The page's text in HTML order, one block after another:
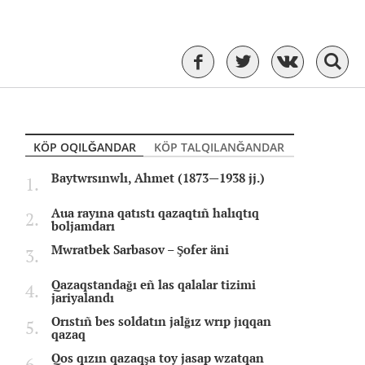
KÖP OQILĞANDAR
KÖP TALQILANĞANDAR
Baytwrsınwlı, Ahmet (1873—1938 jj.)
Aua rayına qatıstı qazaqtıñ halıqtıq
boljamdarı
Mwratbek Sarbasov – Şofer äni
Qazaqstandağı eñ las qalalar tizimi
jariyalandı
Orıstıñ bes soldatın jalğız wrıp jıqqan
qazaq
Qos qızın qazaqşa toy jasap wzatqan